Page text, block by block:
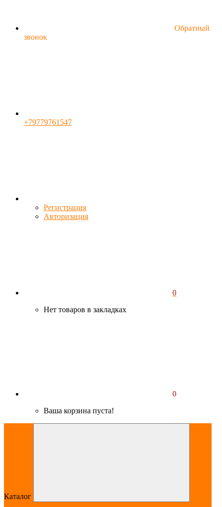
Обратный
звонок
+79779761547
Регистрация
Авторизация
0
Нет товаров в закладках
0
Ваша корзина пуста!
Каталог